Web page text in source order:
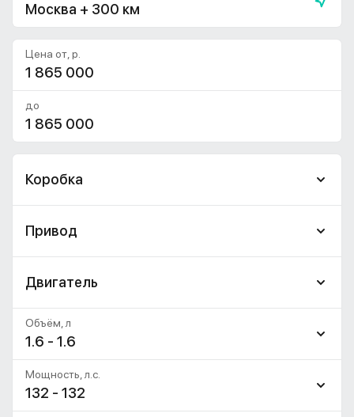
Москва + 300 км
Цена от, р.
до
Коробка
Привод
Двигатель
1.6 - 1.6
Объём, л
132 - 132
Мощность, л.с.